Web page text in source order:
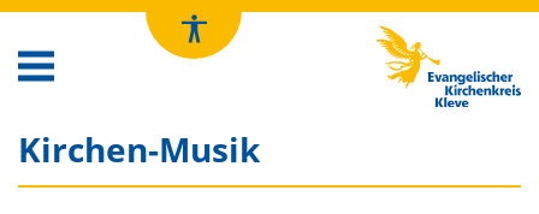
Kirchenkreis Kleve
Kirchen-Musik